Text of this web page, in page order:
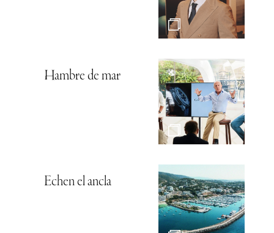
Hambre de mar
Echen el ancla